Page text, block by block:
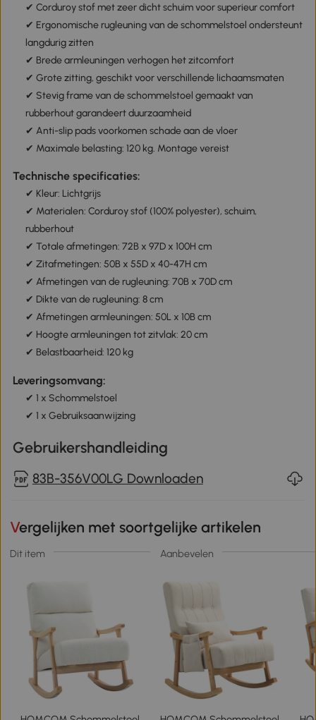
✔ Corduroy stof met zeer dicht schuim voor superieur comfort
✔ Ergonomische rugleuning van de schommelstoel ondersteunt
langdurig zitten
✔ Brede armleuningen verhogen het zitcomfort
✔ Grote zitting, geschikt voor verschillende lichaamsmaten
✔ Stevig frame van de schommelstoel gemaakt van
rubberhout garandeert duurzaamheid
✔ Anti-slip pads voorkomen schade aan de vloer
✔ Maximale belasting: 120 kg. Montage vereist
Technische specificaties:
✔ Kleur: Lichtgrijs
✔ Materialen: Corduroy stof (100% polyester), schuim,
rubberhout
✔ Totale afmetingen: 72B x 97D x 100H cm
✔ Zitafmetingen: 50B x 55D x 40-47H cm
✔ Afmetingen van de rugleuning: 70B x 70D cm
✔ Dikte van de rugleuning: 8 cm
✔ Afmetingen armleuningen: 50L x 10B cm
✔ Hoogte armleuningen tot zitvlak: 20 cm
✔ Belastbaarheid: 120 kg
Leveringsomvang:
✔ 1 x Schommelstoel
✔ 1 x Gebruiksaanwijzing
Gebruikershandleiding
83B-356V00LG Downloaden
Vergelijken met soortgelijke artikelen
Dit item Aanbevelen